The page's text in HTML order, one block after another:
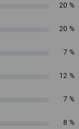
20 %
20 %
7 %
12 %
7 %
8 %